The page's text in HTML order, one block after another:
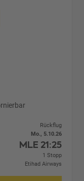
Rückflug
Mo., 5.10.26
MLE 21:25
1 Stopp
Etihad Airways